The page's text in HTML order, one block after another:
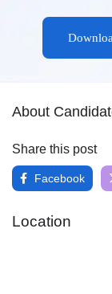
About
Share this post
Facebook
Location